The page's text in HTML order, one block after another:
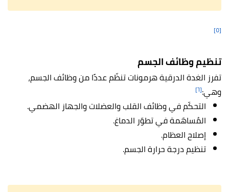
[٥]
تنظيم وظائف الجسم
تفرز الغدة الدرقية هرمونات تنظّم عددًا من وظائف الجسم،
وهي:[٦]
التحكّم في وظائف القلب والعضلات والجهاز الهضمي.
المُساهَمة في تطوّر الدماغ.
إصلاح العظام.
تنظيم درجة حرارة الجسم.